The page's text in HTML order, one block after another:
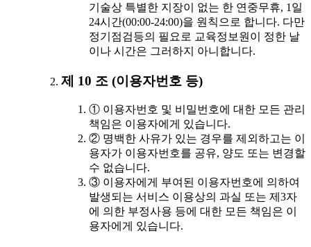
기술상 특별한 지장이 없는 한 연중무휴, 1일
24시간(00:00-24:00)을 원칙으로 합니다. 다만
정기점검등의 필요로 교육정보원이 정한 날
이나 시간은 그러하지 아니합니다.
제 10 조 (이용자번호 등)
① 이용자번호 및 비밀번호에 대한 모든 관리
책임은 이용자에게 있습니다.
② 명백한 사유가 있는 경우를 제외하고는 이
용자가 이용자번호를 공유, 양도 또는 변경할
수 없습니다.
③ 이용자에게 부여된 이용자번호에 의하여
발생되는 서비스 이용상의 과실 또는 제3자
에 의한 부정사용 등에 대한 모든 책임은 이
용자에게 있습니다.